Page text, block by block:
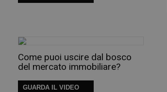
Come puoi uscire dal bosco
del mercato immobiliare?
GUARDA IL VIDEO